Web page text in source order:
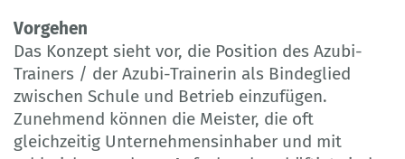
Vorgehen
Das Konzept sieht vor, die Position des Azubi-
Trainers / der Azubi-Trainerin als Bindeglied
zwischen Schule und Betrieb einzufügen.
Zunehmend können die Meister, die oft
gleichzeitig Unternehmensinhaber und mit